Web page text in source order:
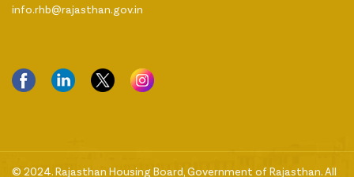
info.rhb@rajasthan.gov.in
© 2024. Rajasthan Housing Board, Government of Rajasthan. All